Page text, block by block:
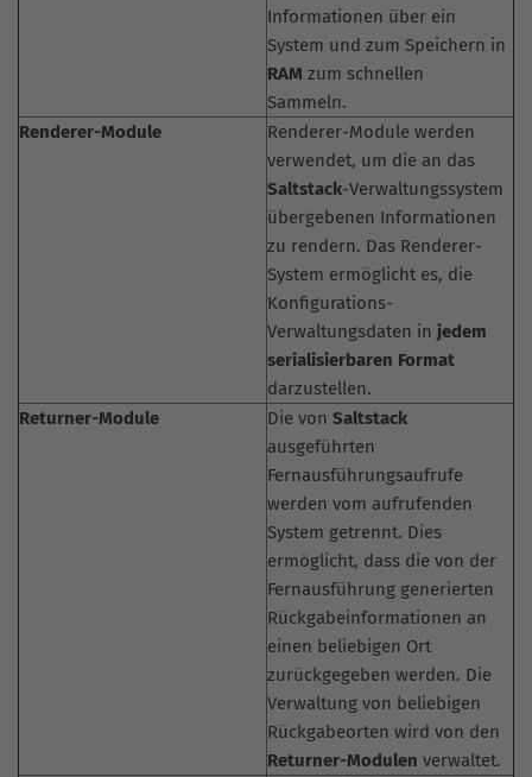
Informationen über ein
System und zum Speichern in
RAM zum schnellen
Sammeln.
Renderer-Module
Renderer-Module werden
verwendet, um die an das
Saltstack-Verwaltungssystem
übergebenen Informationen
zu rendern. Das Renderer-
System ermöglicht es, die
Konfigurations-
Verwaltungsdaten in jedem
serialisierbaren Format
darzustellen.
Returner-Module
Die von Saltstack
ausgeführten
Fernausführungsaufrufe
werden vom aufrufenden
System getrennt. Dies
ermöglicht, dass die von der
Fernausführung generierten
Rückgabeinformationen an
einen beliebigen Ort
zurückgegeben werden. Die
Verwaltung von beliebigen
Rückgabeorten wird von den
Returner-Modulen verwaltet.